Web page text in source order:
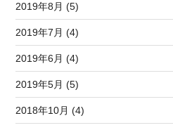
2019年8月 (5)
2019年7月 (4)
2019年6月 (4)
2019年5月 (5)
2018年10月 (4)